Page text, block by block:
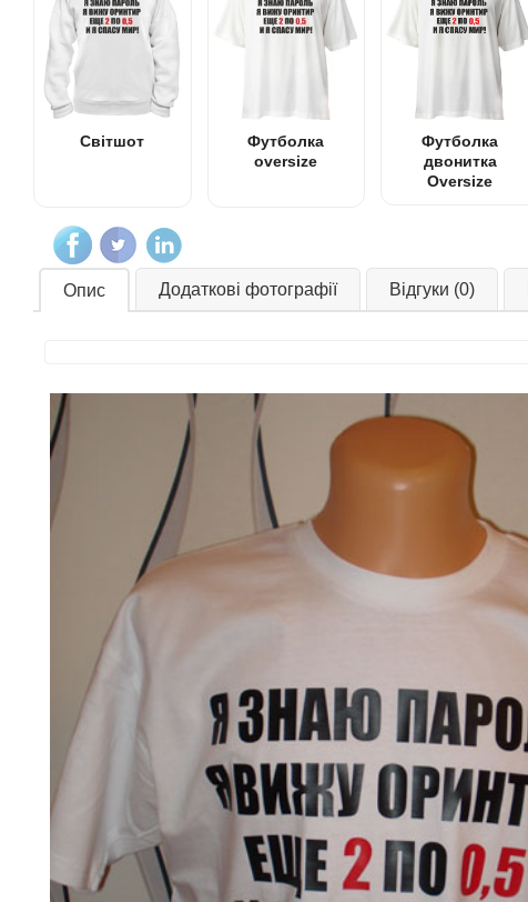
Світшот
Футболка
oversize
Футболка
двонитка
Oversize
Опис Додаткові фотографії Відгуки (0)